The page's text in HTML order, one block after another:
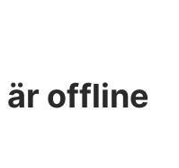
är offline